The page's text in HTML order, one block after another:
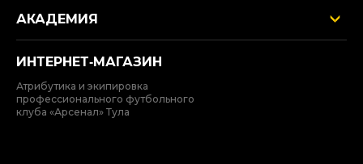
АКАДЕМИЯ
ИНТЕРНЕТ‑МАГАЗИН
Атрибутика и экипировка
профессионального футбольного
клуба «Арсенал» Тула